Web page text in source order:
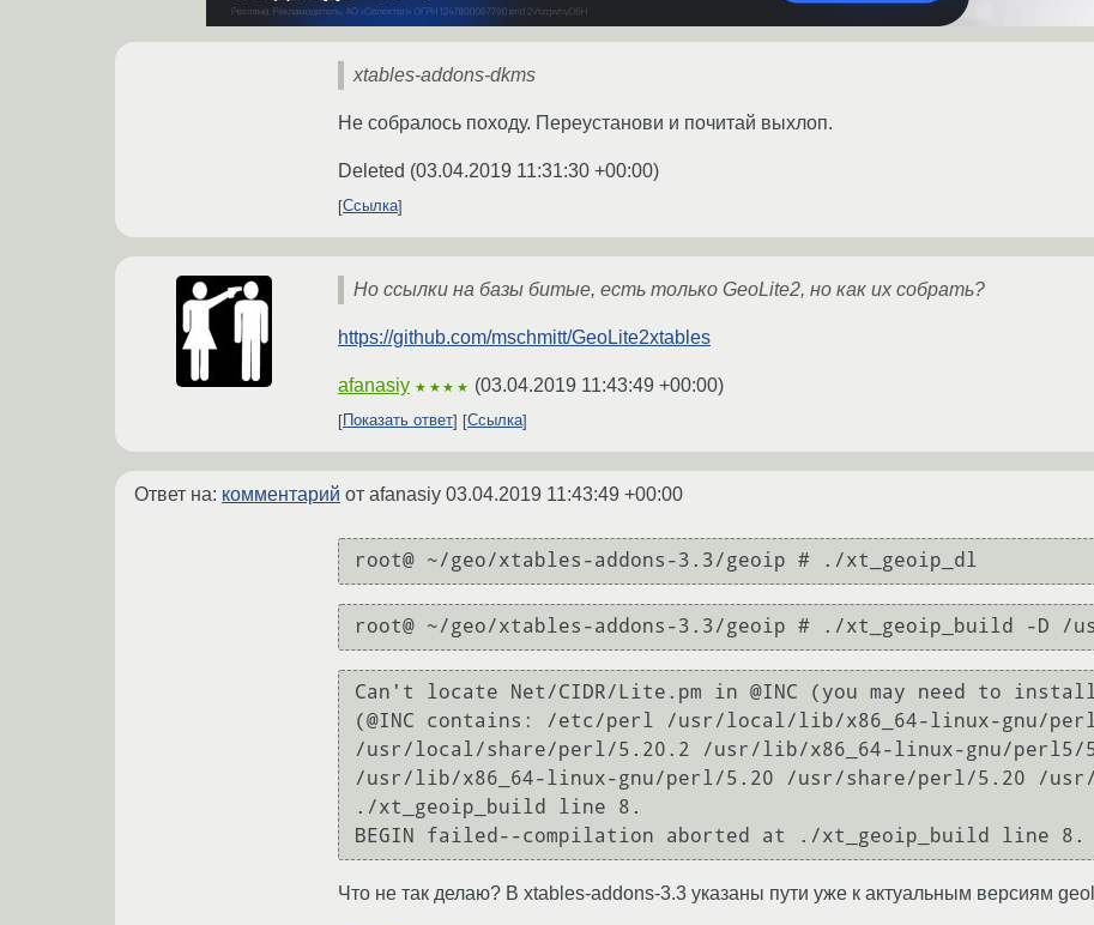
xtables-addons-dkms
Не собралось походу. Переустанови и почитай выхлоп.
Deleted (03.04.2019 11:31:30 +00:00)
Ссылка
Но ссылки на базы битые, есть только GeoLite2, но как их собрать?
https://github.com/mschmitt/GeoLite2xtables
afanasiy ★★★★ (03.04.2019 11:43:49 +00:00)
Показать ответ Ссылка
Ответ на: комментарий от afanasiy 03.04.2019 11:43:49 +00:00
root@ ~/geo/xtables-addons-3.3/geoip # ./xt_geoip_dl
root@ ~/geo/xtables-addons-3.3/geoip # ./xt_geoip_build -D /
Can't locate Net/CIDR/Lite.pm in @INC (you may need to
(@INC contains: /etc/perl /usr/local/lib/x86_64-linux-gnu/
/usr/local/share/perl/5.20.2 /usr/lib/x86_64-linux-gnu/perl5/
/usr/lib/x86_64-linux-gnu/perl/5.20 /usr/share/perl/5.20 /
./xt_geoip_build line 8.
BEGIN failed--compilation aborted at ./xt_geoip_build line 8.
Что не так делаю? В xtables-addons-3.3 указаны пути уже к актуальным версиям